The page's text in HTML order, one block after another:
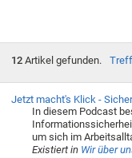
12Artikel gefunden.
Jetzt macht's Klick -
In diesem Podcast
um sich im
Existiert in Wir über